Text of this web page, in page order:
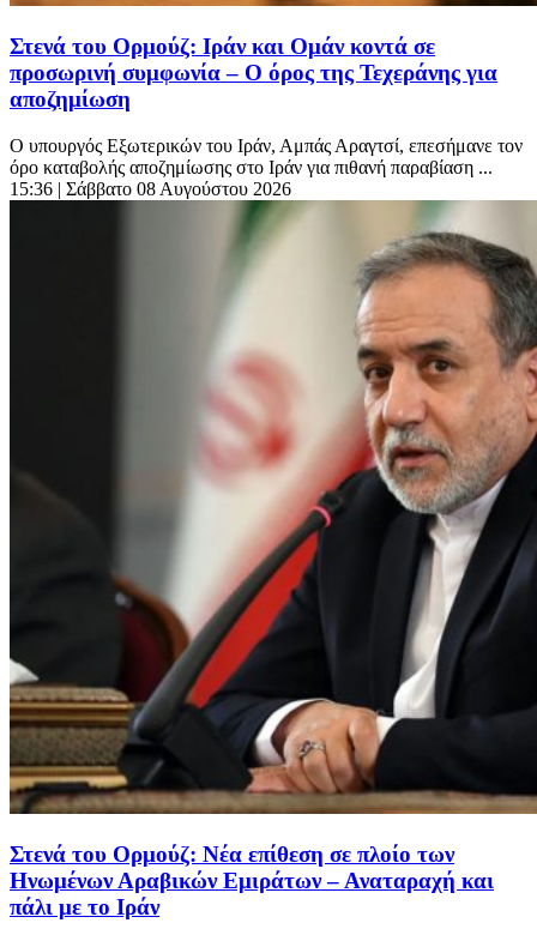
Στενά του Ορμούζ: Ιράν και Ομάν κοντά σε
προσωρινή συμφωνία – Ο όρος της Τεχεράνης για
αποζημίωση
Ο υπουργός Εξωτερικών του Ιράν, Αμπάς Αραγτσί, επεσήμανε τον
όρο καταβολής αποζημίωσης στο Ιράν για πιθανή παραβίαση ...
15:36 | Σάββατο 08 Αυγούστου 2026
Στενά του Ορμούζ: Νέα επίθεση σε πλοίο των
Ηνωμένων Αραβικών Εμιράτων – Αναταραχή και
πάλι με το Ιράν